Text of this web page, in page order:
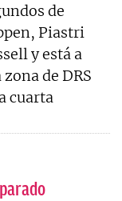
de
Piastri
y está a
de DRS
cuarta